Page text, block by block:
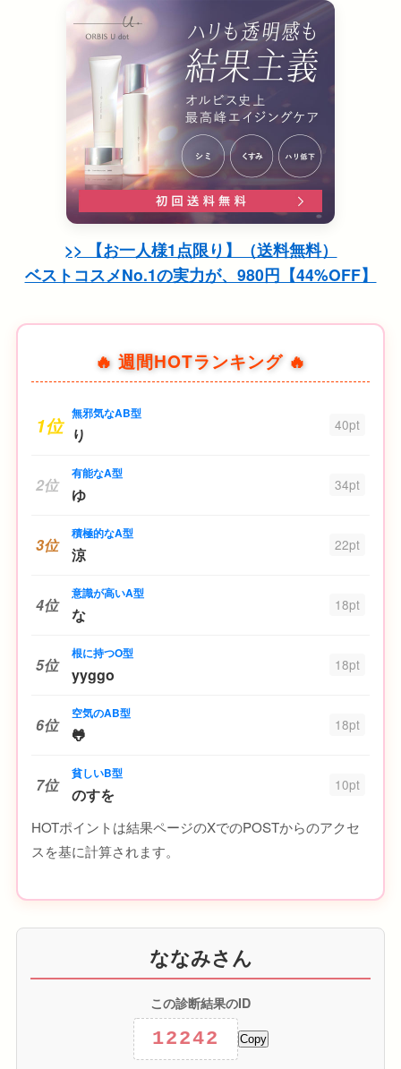
>> 【お一人様1点限り】（送料無料）
ベストコスメNo.1の実力が、980円【44%OFF】
🔥 週間HOTランキング 🔥
1位 無邪気なAB型
り 40pt
2位
有能なA型
ゆ 34pt
3位
積極的なA型
涼 22pt
4位
意識が高いA型
な 18pt
5位
根に持つO型
yyggo 18pt
6位
空気のAB型
🐸 18pt
7位
貧しいB型
のすを 10pt
HOTポイントは結果ページのXでのPOSTからのアクセ
スを基に計算されます。
ななみさん
この診断結果のID
12242 Copy